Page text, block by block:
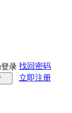
录 找回密码
立即注册